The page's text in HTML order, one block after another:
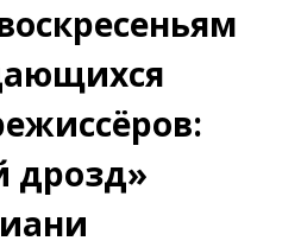
дрозд»